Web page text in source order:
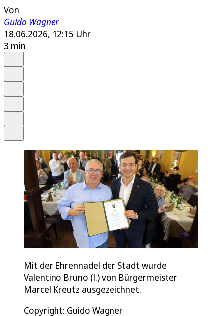
Von
Guido Wagner
18.06.2026, 12:15 Uhr
3 min
Mit der Ehrennadel der Stadt wurde
Valentino Bruno (l.) von Bürgermeister
Marcel Kreutz ausgezeichnet.
Copyright: Guido Wagner